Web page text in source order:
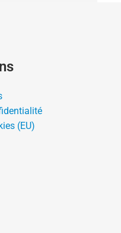
(EU)